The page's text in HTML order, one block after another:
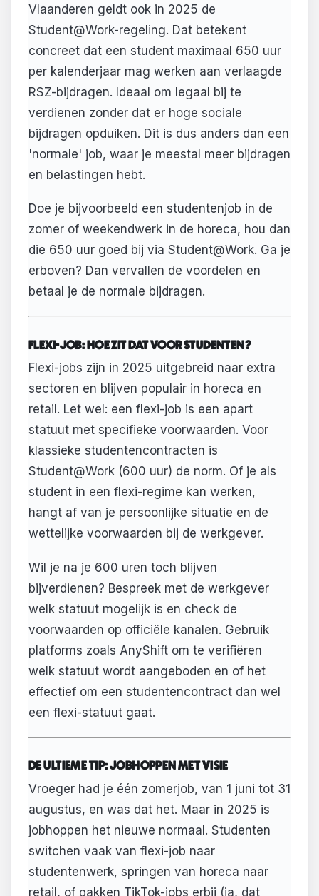
Vlaanderen geldt ook in 2025 de
Student@Work-regeling. Dat betekent
concreet dat een student maximaal 650 uur
per kalenderjaar mag werken aan verlaagde
RSZ-bijdragen. Ideaal om legaal bij te
verdienen zonder dat er hoge sociale
bijdragen opduiken. Dit is dus anders dan een
'normale' job, waar je meestal meer bijdragen
en belastingen hebt.
Doe je bijvoorbeeld een studentenjob in de
zomer of weekendwerk in de horeca, hou dan
die 650 uur goed bij via Student@Work. Ga je
erboven? Dan vervallen de voordelen en
betaal je de normale bijdragen.
FLEXI-JOB: HOE ZIT DAT VOOR STUDENTEN?
Flexi-jobs zijn in 2025 uitgebreid naar extra
sectoren en blijven populair in horeca en
retail. Let wel: een flexi-job is een apart
statuut met specifieke voorwaarden. Voor
klassieke studentencontracten is
Student@Work (600 uur) de norm. Of je als
student in een flexi-regime kan werken,
hangt af van je persoonlijke situatie en de
wettelijke voorwaarden bij de werkgever.
Wil je na je 600 uren toch blijven
bijverdienen? Bespreek met de werkgever
welk statuut mogelijk is en check de
voorwaarden op officiële kanalen. Gebruik
platforms zoals AnyShift om te verifiëren
welk statuut wordt aangeboden en of het
effectief om een studentencontract dan wel
een flexi-statuut gaat.
DE ULTIEME TIP: JOBHOPPEN MET VISIE
Vroeger had je één zomerjob, van 1 juni tot 31
augustus, en was dat het. Maar in 2025 is
jobhoppen het nieuwe normaal. Studenten
switchen vaak van flexi-job naar
studentenwerk, springen van horeca naar
retail, of pakken TikTok-jobs erbij (ja, dat